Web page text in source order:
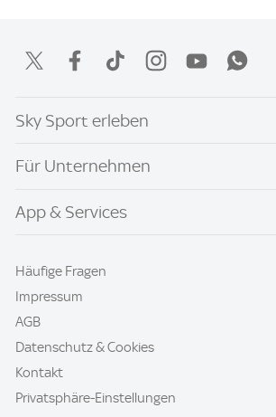
Sky Sport erleben
Für Unternehmen
App & Services
Häufige Fragen
Impressum
AGB
Datenschutz & Cookies
Kontakt
Privatsphäre-Einstellungen